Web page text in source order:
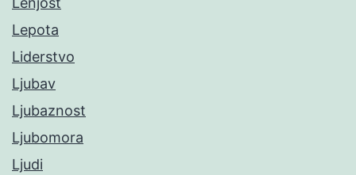
Lepota
Liderstvo
Ljubav
Ljubaznost
Ljubomora
Ljudi